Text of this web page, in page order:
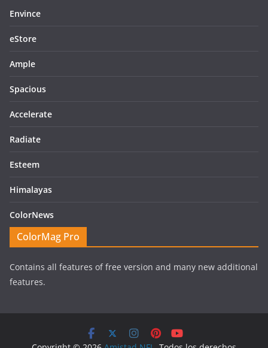
Envince
eStore
Ample
Spacious
Accelerate
Radiate
Esteem
Himalayas
ColorNews
ColorMag Pro
Contains all features of free version and many new additional
features.